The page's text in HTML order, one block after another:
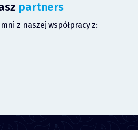
partners
z naszej współpracy z: